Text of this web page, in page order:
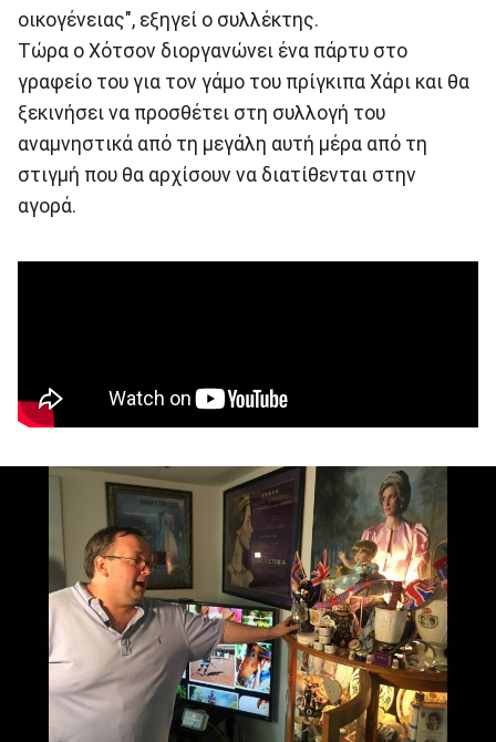
οικογένειας", εξηγεί ο συλλέκτης.
Τώρα ο Χότσον διοργανώνει ένα πάρτυ στο
γραφείο του για τον γάμο του πρίγκιπα Χάρι και θα
ξεκινήσει να προσθέτει στη συλλογή του
αναμνηστικά από τη μεγάλη αυτή μέρα από τη
στιγμή που θα αρχίσουν να διατίθενται στην
αγορά.